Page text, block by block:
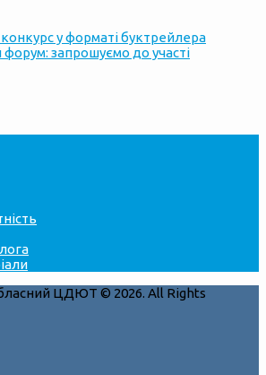
конкурс у форматі буктрейлера
запрошуємо до участі
ЦДЮТ © 2026. All Rights